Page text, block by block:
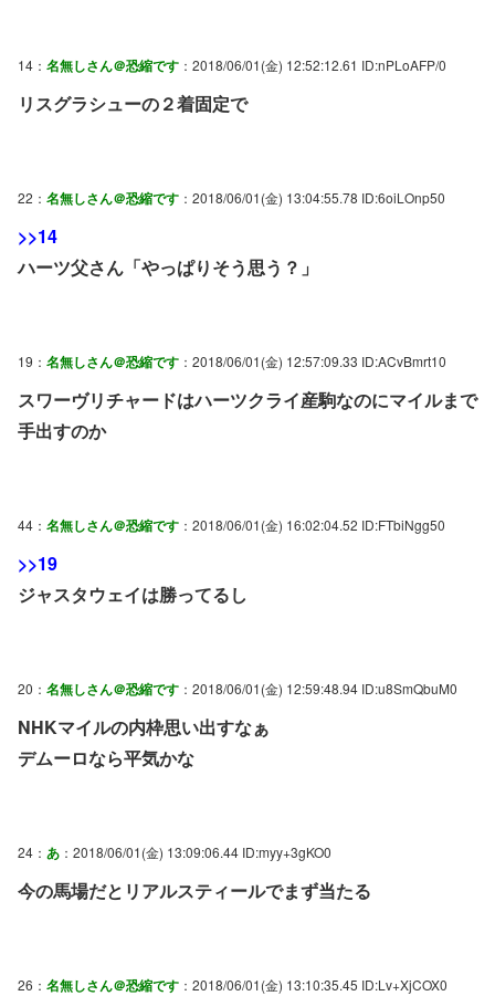
14： 名無しさん＠恐縮です ：2018/06/01(金) 12:52:12.61 ID:nPLoAFP/0
リスグラシューの２着固定で
22： 名無しさん＠恐縮です ：2018/06/01(金) 13:04:55.78 ID:6oiLOnp50
>>14
ハーツ父さん「やっぱりそう思う？」
19： 名無しさん＠恐縮です ：2018/06/01(金) 12:57:09.33 ID:ACvBmrt10
スワーヴリチャードはハーツクライ産駒なのにマイルまで
手出すのか
44： 名無しさん＠恐縮です ：2018/06/01(金) 16:02:04.52 ID:FTbiNgg50
>>19
ジャスタウェイは勝ってるし
20： 名無しさん＠恐縮です ：2018/06/01(金) 12:59:48.94 ID:u8SmQbuM0
NHKマイルの内枠思い出すなぁ
デムーロなら平気かな
24： あ ：2018/06/01(金) 13:09:06.44 ID:myy+3gKO0
今の馬場だとリアルスティールでまず当たる
26： 名無しさん＠恐縮です ：2018/06/01(金) 13:10:35.45 ID:Lv+XjCOX0